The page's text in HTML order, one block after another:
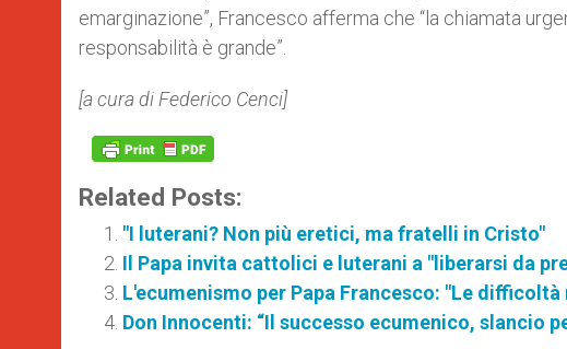
emarginazione”, Francesco afferma che “la chiamata
responsabilità è grande”.
[a cura di Federico Cenci]
Related Posts:
"I luterani? Non più eretici, ma fratelli in Cristo"
Il Papa invita cattolici e luterani a "liberarsi da
L'ecumenismo per Papa Francesco: "Le
Don Innocenti: “Il successo ecumenico, slancio